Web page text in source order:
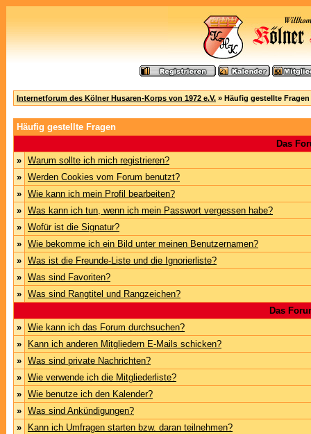
Internetforum des Kölner Husaren-Korps von 1972 e.V. » Häufig gestellte Fragen
Häufig gestellte Fragen
Das
» Warum sollte ich mich registrieren?
» Werden Cookies vom Forum benutzt?
» Wie kann ich mein Profil bearbeiten?
» Was kann ich tun, wenn ich mein Passwort vergessen habe?
» Wofür ist die Signatur?
» Wie bekomme ich ein Bild unter meinen Benutzernamen?
» Was ist die Freunde-Liste und die Ignorierliste?
» Was sind Favoriten?
» Was sind Rangtitel und Rangzeichen?
Das
» Wie kann ich das Forum durchsuchen?
»
Kann ich anderen Mitgliedern E-Mails schicken?
» Was sind private Nachrichten?
» Wie verwende ich die Mitgliederliste?
» Wie benutze ich den Kalender?
» Was sind Ankündigungen?
»
Kann ich Umfragen starten bzw. daran teilnehmen?